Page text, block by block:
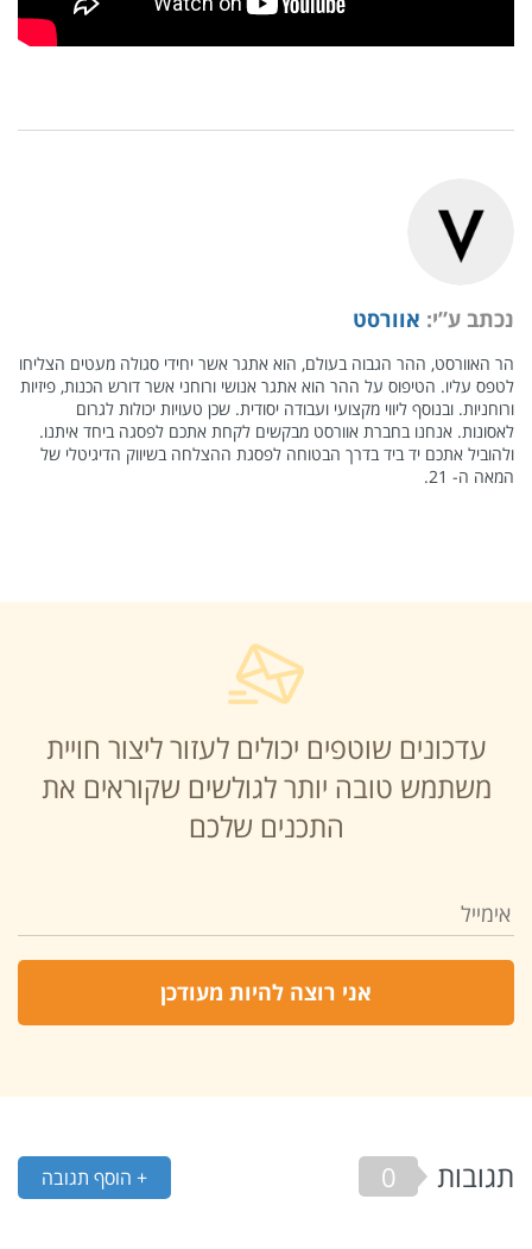
נכתב ע”י: אוורסט
הר האוורסט, ההר הגבוה בעולם, הוא אתגר אשר יחידי סגולה מעטים הצליחו
לטפס עליו. הטיפוס על ההר הוא אתגר אנושי ורוחני אשר דורש הכנות, פיזיות
ורוחניות. ובנוסף ליווי מקצועי ועבודה יסודית. שכן טעויות יכולות לגרום
לאסונות. אנחנו בחברת אוורסט מבקשים לקחת אתכם לפסגה ביחד איתנו.
ולהוביל אתכם יד ביד בדרך הבטוחה לפסגת ההצלחה בשיווק הדיגיטלי של
המאה ה- 21.
עדכונים שוטפים יכולים לעזור ליצור חויית
משתמש טובה יותר לגולשים שקוראים את
התכנים שלכם
תגובות 0 + הוסף תגובה